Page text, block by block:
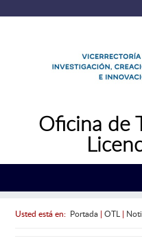
Oficina de
Usted está en: Portada| OTL |